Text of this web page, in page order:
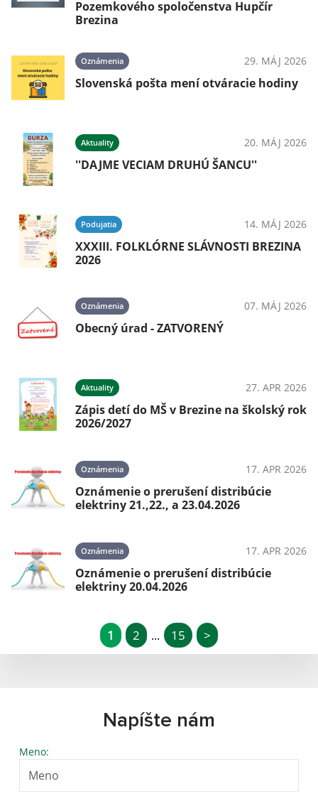
Pozemkového spoločenstva Hupčír
Brezina
Oznámenia 29. MÁJ 2026
Slovenská pošta mení otváracie hodiny
Aktuality 20. MÁJ 2026
''DAJME VECIAM DRUHÚ ŠANCU''
Podujatia 14. MÁJ 2026
XXXIII. FOLKLÓRNE SLÁVNOSTI BREZINA
2026
Oznámenia 07. MÁJ 2026
Obecný úrad - ZATVORENÝ
Aktuality 27. APR 2026
Zápis detí do MŠ v Brezine na školský rok
2026/2027
Oznámenia 17. APR 2026
Oznámenie o prerušení distribúcie
elektriny 21.,22., a 23.04.2026
Oznámenia 17. APR 2026
Oznámenie o prerušení distribúcie
elektriny 20.04.2026
1 2 ... 15 >
Napíšte nám
Meno: